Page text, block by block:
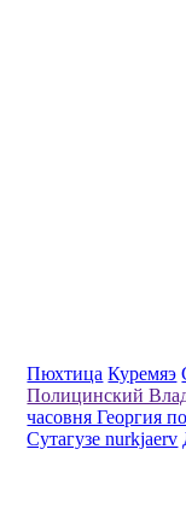
Пюхтица Куремяэ
Полицинский
часовня Георгия
Сутагузе nurkjaerv